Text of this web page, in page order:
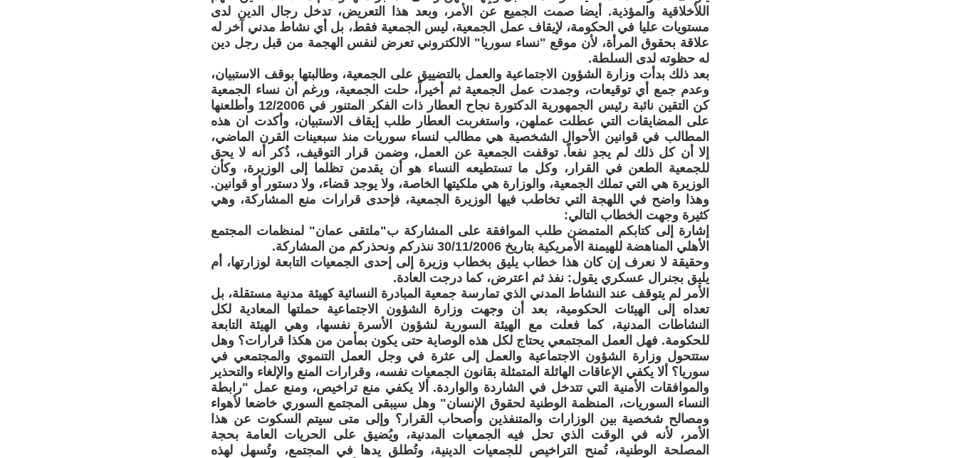
اللأخلاقية والمؤذية. أيضا صمت الجميع عن الأمر، وبعد هذا التعريض، تدخل رجال الدين لدى
مستويات عليا في الحكومة، لإيقاف عمل الجمعية، ليس الجمعية فقط، بل أي نشاط مدني آخر له
علاقة بحقوق المرأة، لأن موقع "نساء سوريا" الالكتروني تعرض لنفس الهجمة من قبل رجل دين
له حظوته لدى السلطة.
بعد ذلك بدأت وزارة الشؤون الاجتماعية والعمل بالتضييق على الجمعية، وطالبتها بوقف الاستبيان،
وعدم جمع أي توقيعات، وجمدت عمل الجمعية ثم أخيراً، حلت الجمعية، ورغم أن نساء الجمعية
كن التقين نائبة رئيس الجمهورية الدكتورة نجاح العطار ذات الفكر المتنور في 12/2006 وأطلعنها
على المضايقات التي عطلت عملهن، واستغربت العطار طلب إيقاف الاستبيان، وأكدت ان هذه
المطالب في قوانين الأحوال الشخصية هي مطالب لنساء سوريات منذ سبعينات القرن الماضي،
إلا أن كل ذلك لم يجدِ نفعاً. توقفت الجمعية عن العمل، وضمن قرار التوقيف، ذُكر أنه لا يحق
للجمعية الطعن في القرار، وكل ما تستطيعه النساء هو أن يقدمن تظلما إلى الوزيرة، وكأن
الوزيرة هي التي تملك الجمعية، والوزارة هي ملكيتها الخاصة، ولا يوجد قضاء، ولا دستور أو قوانين.
وهذا واضح في اللهجة التي تخاطب فيها الوزيرة الجمعية، فإحدى قرارات منع المشاركة، وهي
كثيرة وجهت الخطاب التالي:
إشارة إلى كتابكم المتمضن طلب الموافقة على المشاركة ب"ملتقى عمان" لمنظمات المجتمع
الأهلي المناهضة للهيمنة الأمريكية بتاريخ 30/11/2006 ننذركم ونحذركم من المشاركة.
وحقيقة لا نعرف إن كان هذا خطاب يليق بخطاب وزيرة إلى إحدى الجمعيات التابعة لوزارتها، أم
يليق بجنرال عسكري يقول: نفذ ثم اعترض، كما درجت العادة.
الأمر لم يتوقف عند النشاط المدني الذي تمارسة جمعية المبادرة النسائية كهيئة مدنية مستقلة، بل
تعداه إلى الهيئات الحكومية، بعد أن وجهت وزارة الشؤون الاجتماعية حملتها المعادية لكل
النشاطات المدنية، كما فعلت مع الهيئة السورية لشؤون الأسرة نفسها، وهي الهيئة التابعة
للحكومة. فهل العمل المجتمعي يحتاج لكل هذه الوصاية حتى يكون بمأمن من هكذا قرارات؟ وهل
ستتحول وزارة الشؤون الاجتماعية والعمل إلى عثرة في وجل العمل التنموي والمجتمعي في
سوريا؟ ألا يكفي الإعاقات الهائلة المتمثلة بقانون الجمعيات نفسه، وقرارات المنع والإلغاء والتحذير
والموافقات الأمنية التي تتدخل في الشاردة والواردة. ألا يكفي منع تراخيص، ومنع عمل "رابطة
النساء السوريات، المنظمة الوطنية لحقوق الإنسان" وهل سيبقى المجتمع السوري خاضعا لأهواء
ومصالح شخصية بين الوزارات والمتنفذين وأصحاب القرار؟ وإلى متى سيتم السكوت عن هذا
الأمر، لأنه في الوقت الذي تحل فيه الجمعيات المدنية، ويُضيق على الحريات العامة بحجة
المصلحة الوطنية، تُمنح التراخيص للجمعيات الدينية، وتُطلق يدها في المجتمع، وتُسهل لهذه